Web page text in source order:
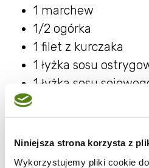
Niniejsza strona korzysta z
Wykorzystujemy pliki cookie
1 marchew
1/2 ogórka
1 filet z kurczaka
1 łyżka sosu
1 łyżka sosu
2 papryczki chili w
kawałek imbiru
1 łyżeczka oleju